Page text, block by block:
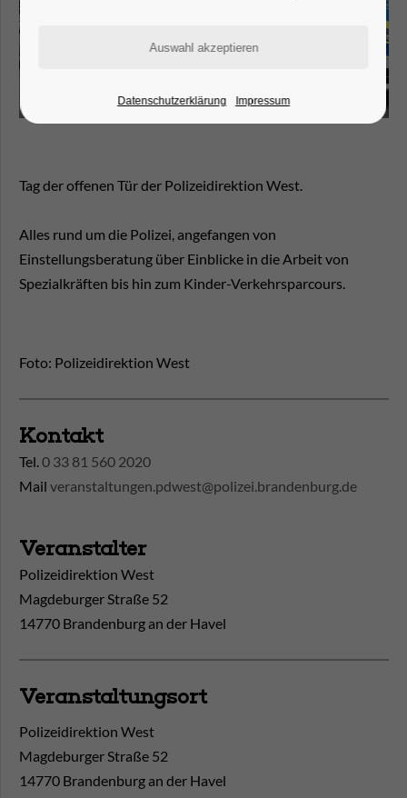
Tag der offenen Tür der Polizeidirektion West.
Alles rund um die Polizei, angefangen von
Einstellungsberatung über Einblicke in die Arbeit von
Spezialkräften bis hin zum Kinder-Verkehrsparcours.
Foto: Polizeidirektion West
Kontakt
Tel.0 33 81 560 2020
Mail veranstaltungen.pdwest@polizei.brandenburg.de
Veranstalter
Polizeidirektion West
Magdeburger Straße 52
14770 Brandenburg an der Havel
Veranstaltungsort
Polizeidirektion West
Magdeburger Straße 52
14770 Brandenburg an der Havel
Datenschutzerklärung Impressum